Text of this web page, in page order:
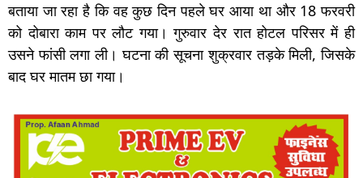
बताया जा रहा है कि वह कुछ दिन पहले घर आया था और 18 फरवरी
को दोबारा काम पर लौट गया। गुरुवार देर रात होटल परिसर में ही
उसने फांसी लगा ली। घटना की सूचना शुक्रवार तड़के मिली, जिसके
बाद घर मातम छा गया।